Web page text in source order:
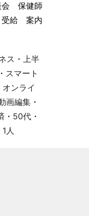
会 保健師
給 案内
ス ・上半
・ スマート
オンライ
画編集 ・
・ 50代 ・
1人